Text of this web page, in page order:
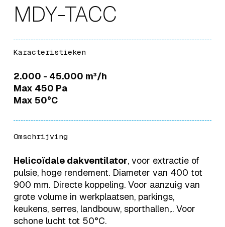
MDY-TACC
Karacteristieken
2.000 - 45.000 m³/h
Max 450 Pa
Max 50°C
Omschrijving
Helicoïdale dakventilator, voor extractie of
pulsie, hoge rendement. Diameter van 400 tot
900 mm. Directe koppeling. Voor aanzuig van
grote volume in werkplaatsen, parkings,
keukens, serres, landbouw, sporthallen,.. Voor
schone lucht tot 50°C.